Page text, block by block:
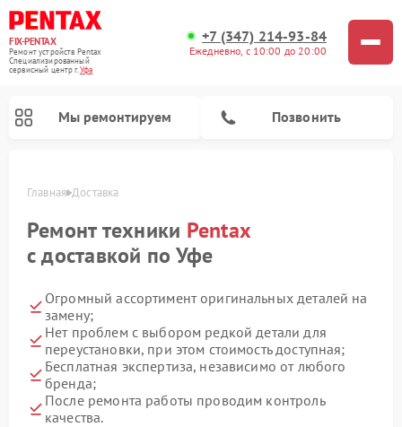
FIX-PENTAX
Ремонт устройств Pentax
Специализированный
cервисный центр г.Уфа
+7 (347) 214-93-84
Ежедневно, с 10:00 до 20:00
Мы ремонтируем Позвонить
Главная Доставка
Ремонт техники Pentax
с доставкой по Уфе
Огромный ассортимент оригинальных деталей на
замену;
Нет проблем с выбором редкой детали для
переустановки, при этом стоимость доступная;
Бесплатная экспертиза, независимо от любого
бренда;
После ремонта работы проводим контроль
качества.